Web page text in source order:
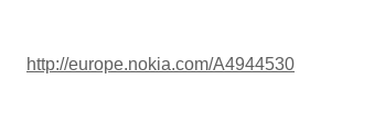
http://europe.nokia.com/A4944530